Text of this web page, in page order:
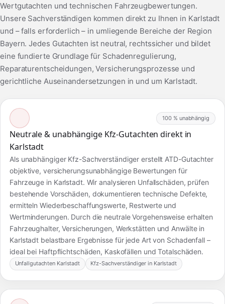
Wertgutachten und technischen Fahrzeugbewertungen.
Unsere Sachverständigen kommen direkt zu Ihnen in Karlstadt
und – falls erforderlich – in umliegende Bereiche der Region
Bayern. Jedes Gutachten ist neutral, rechtssicher und bildet
eine fundierte Grundlage für Schadenregulierung,
Reparaturentscheidungen, Versicherungsprozesse und
gerichtliche Auseinandersetzungen in und um Karlstadt.
100 % unabhängig
Neutrale & unabhängige Kfz-Gutachten direkt in
Karlstadt
Als unabhängiger Kfz-Sachverständiger erstellt ATD-Gutachter
objektive, versicherungsunabhängige Bewertungen für
Fahrzeuge in Karlstadt. Wir analysieren Unfallschäden, prüfen
bestehende Vorschäden, dokumentieren technische Defekte,
ermitteln Wiederbeschaffungswerte, Restwerte und
Wertminderungen. Durch die neutrale Vorgehensweise erhalten
Fahrzeughalter, Versicherungen, Werkstätten und Anwälte in
Karlstadt belastbare Ergebnisse für jede Art von Schadenfall –
ideal bei Haftpflichtschäden, Kaskofällen und Totalschäden.
Unfallgutachten Karlstadt Kfz-Sachverständiger in Karlstadt